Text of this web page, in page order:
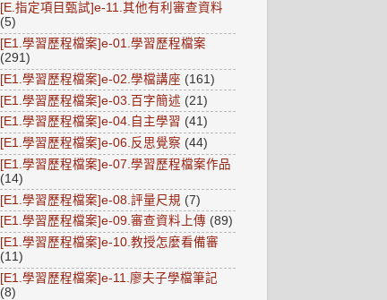
[E.指定項目甄試]e-11.其他有利審查資料
(5)
[E1.學習歷程檔案]e-01.學習歷程檔案
(291)
[E1.學習歷程檔案]e-02.學檔講座 (161)
[E1.學習歷程檔案]e-03.百字簡述 (21)
[E1.學習歷程檔案]e-04.自主學習 (41)
[E1.學習歷程檔案]e-06.反思覺察 (44)
[E1.學習歷程檔案]e-07.學習歷程檔案作品
(14)
[E1.學習歷程檔案]e-08.評量尺規 (7)
[E1.學習歷程檔案]e-09.審查資料上傳 (89)
[E1.學習歷程檔案]e-10.教授怎麼看備審
(11)
[E1.學習歷程檔案]e-11.廖夫子學檔筆記
(8)